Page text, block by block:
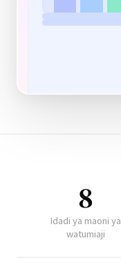
8
Idadi ya maoni ya
watumiaji